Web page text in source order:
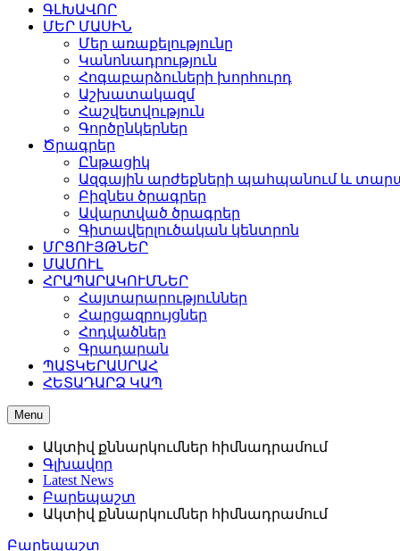
ԳԼԽԱՎՈՐ
ՄԵՐ ՄԱՍԻՆ
Մեր առաքելությունը
Կանոնադրություն
Հոգաբարձուների խորհուրդ
Աշխատակազմ
Հաշվետվություն
Գործընկերներ
Ծրագրեր
Ընթացիկ
Ազգային արժեքների պահպանում և
Բիզնես ծրագրեր
Ավարտված ծրագրեր
Գիտավերլուծական կենտրոն
ՄՐՑՈՒՅԹՆԵՐ
ՄԱՄՈՒԼ
ՀՐԱՊԱՐԱԿՈՒՄՆԵՐ
Հայտարարություններ
Հարցազրույցներ
Հոդվածներ
Գրադարան
ՊԱՏԿԵՐԱՍՐԱՀ
ՀԵՏԱԴԱՐՁ ԿԱՊ
Menu
Ակտիվ քննարկումներ հիմնադրամում
Գլխավոր
Latest News
Բարեպաշտ
Ակտիվ քննարկումներ հիմնադրամում
Բարեպաշտ